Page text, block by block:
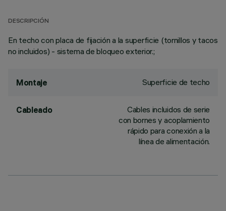
DESCRIPCIÓN
En techo con placa de fijación a la superficie (tornillos y tacos
no incluidos) - sistema de bloqueo exterior.;
Montaje Superficie de techo
Cableado
Cables incluidos de serie
con bornes y acoplamiento
rápido para conexión a la
línea de alimentación.